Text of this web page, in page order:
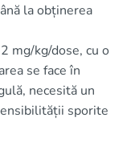
la obținerea
mg/kg/dose, cu o
se face în
necesită un
sporite